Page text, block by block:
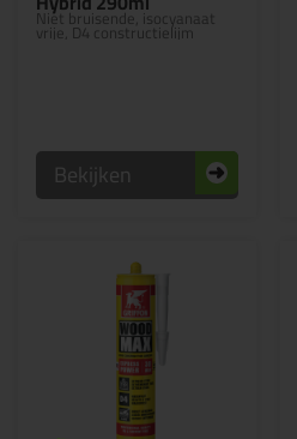
Niet bruisende, isocyanaat
vrije, D4 constructielijm
Bekijken